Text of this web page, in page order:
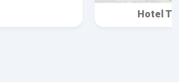
Hotel